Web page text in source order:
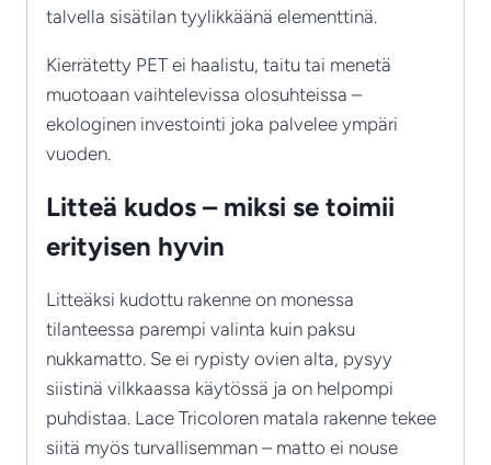
talvella sisätilan tyylikkäänä elementtinä.
Kierrätetty PET ei haalistu, taitu tai menetä
muotoaan vaihtelevissa olosuhteissa –
ekologinen investointi joka palvelee ympäri
vuoden.
Litteä kudos – miksi se toimii
erityisen hyvin
Litteäksi kudottu rakenne on monessa
tilanteessa parempi valinta kuin paksu
nukkamatto. Se ei rypisty ovien alta, pysyy
siistinä vilkkaassa käytössä ja on helpompi
puhdistaa. Lace Tricoloren matala rakenne tekee
siitä myös turvallisemman – matto ei nouse